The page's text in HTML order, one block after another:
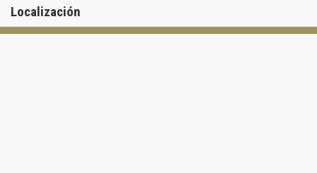
Localización